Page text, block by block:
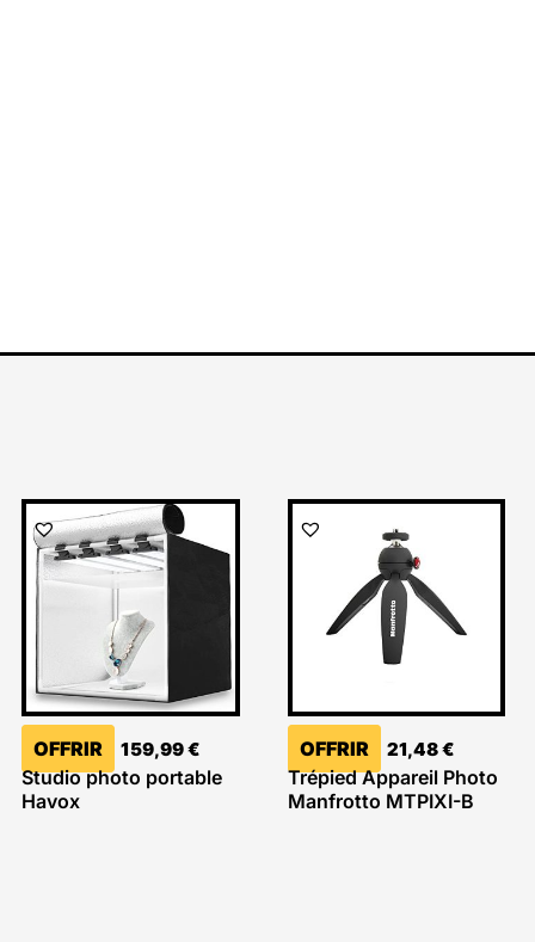
OFFRIR 159,99€
Studio photo portable
Havox
OFFRIR 21,48€
Trépied Appareil Photo
Manfrotto MTPIXI-B